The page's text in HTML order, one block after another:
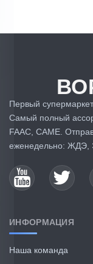
Первый
Самый полный
FAAC, CAME.
еженедельно: ЖДЭ,
ИНФОРМАЦИЯ
Наша команда